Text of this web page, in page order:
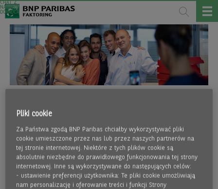
KARIERA
PRACUJ W MIĘDZYNARODOWEJ GRUPIE FINANSOWEJ I
JEDNEJ Z NAJBARDZIEJ DYNAMICZNIE ROZWIJAJĄCYCH SIĘ
SPÓŁEK FAKTORINGOWYCH W POLSCE.
Pliki cookie
Za Państwa zgodą BNP Paribas chciałby wykorzystywać pliki
cookie umieszczone przez nas lub przez naszych partnerów na
tej stronie internetowej. Niektóre z tych plików cookie są
absolutnie niezbędne do prawidłowego funkcjonowania tej strony
internetowej. Inne są wykorzystywane do następujących celów:
- ustawienie preferencji użytkownika: Te pliki cookie umożliwiają
nam personalizację i oferowanie treści i funkcji Strony
CHAT Z
NASZYM
DORADCĄ